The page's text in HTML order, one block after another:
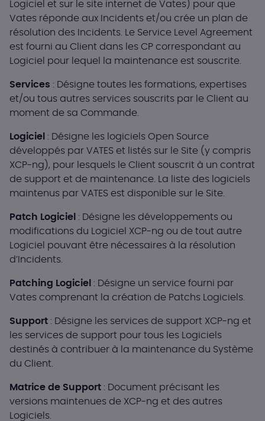
Logiciel et sur le site internet de Vates) pour que
Vates réponde aux Incidents et/ou crée un plan de
résolution des Incidents. Le Service Level Agreement
est fourni au Client dans les CP correspondant au
Logiciel pour lequel la maintenance est souscrite.
Services : Désigne toutes les formations, expertises
et/ou tous autres services souscrits par le Client au
moment de sa Commande.
Logiciel : Désigne les logiciels Open Source
développés par VATES et listés sur le Site (y compris
XCP-ng), pour lesquels le Client souscrit à un contrat
de support et de maintenance. La liste des logiciels
maintenus par VATES est disponible sur le Site.
Patch Logiciel : Désigne les développements ou
modifications du Logiciel XCP-ng ou de tout autre
Logiciel pouvant être nécessaires à la résolution
d’Incidents.
Patching Logiciel : Désigne un service fourni par
Vates comprenant la création de Patchs Logiciels.
Support : Désigne les services de support XCP-ng et
les services de support pour tous les Logiciels
destinés à contribuer à la maintenance du Système
du Client.
Matrice de Support : Document précisant les
versions maintenues de XCP-ng et des autres
Logiciels.